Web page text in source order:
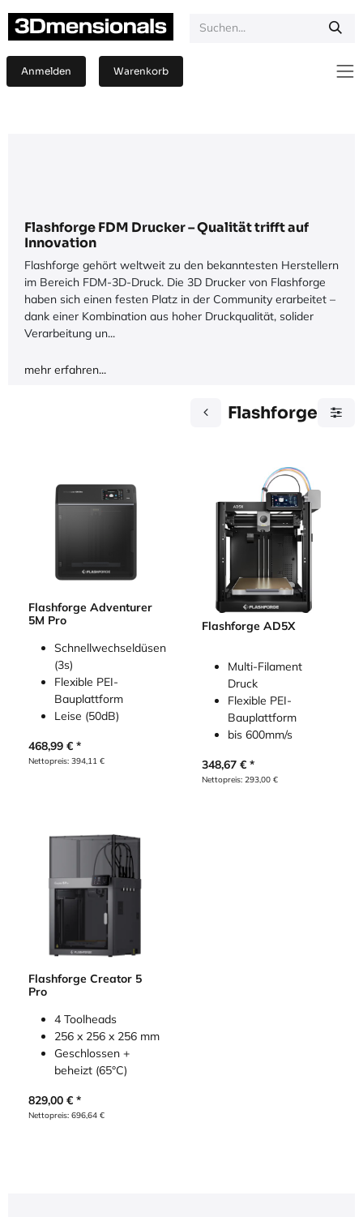
Anmelden Warenkorb
Flashforge FDM Drucker – Qualität trifft auf
Innovation
Flashforge gehört weltweit zu den bekanntesten Herstellern
im Bereich FDM-3D-Druck. Die 3D Drucker von Flashforge
haben sich einen festen Platz in der Community erarbeitet –
dank einer Kombination aus hoher Druckqualität, solider
Verarbeitung un...
mehr erfahren...
Flashforge
Flashforge Adventurer
5M Pro
Schnellwechseldüsen
(3s)
Flexible PEI-
Bauplattform
Leise (50dB)
468,99 €
Nettopreis: 394,11 €
Flashforge AD5X
Multi-Filament
Druck
Flexible PEI-
Bauplattform
bis 600mm/s
348,67€
Nettopreis: 293,00€
Flashforge Creator 5
Pro
4 Toolheads
256 x 256 x 256 mm
Geschlossen +
beheizt (65°C)
829,00 €
Nettopreis: 696,64 €